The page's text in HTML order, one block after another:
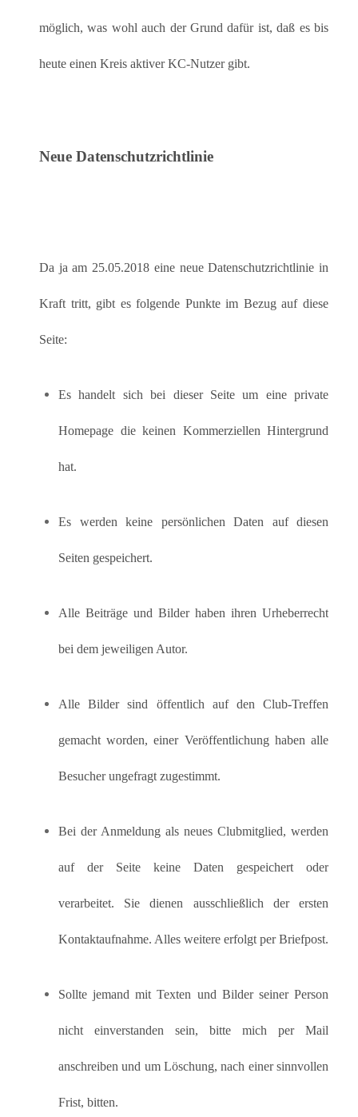
möglich, was wohl auch der Grund dafür ist, daß es bis
heute einen Kreis aktiver KC-Nutzer gibt.
Neue Datenschutzrichtlinie
Da ja am 25.05.2018 eine neue Datenschutzrichtlinie in
Kraft tritt, gibt es folgende Punkte im Bezug auf diese
Seite:
Es handelt sich bei dieser Seite um eine private
Homepage die keinen Kommerziellen Hintergrund
hat.
Es werden keine persönlichen Daten auf diesen
Seiten gespeichert.
Alle Beiträge und Bilder haben ihren Urheberrecht
bei dem jeweiligen Autor.
Alle Bilder sind öffentlich auf den Club-Treffen
gemacht worden, einer Veröffentlichung haben alle
Besucher ungefragt zugestimmt.
Bei der Anmeldung als neues Clubmitglied, werden
auf der Seite keine Daten gespeichert oder
verarbeitet. Sie dienen ausschließlich der ersten
Kontaktaufnahme. Alles weitere erfolgt per Briefpost.
Sollte jemand mit Texten und Bilder seiner Person
nicht einverstanden sein, bitte mich per Mail
anschreiben und um Löschung, nach einer sinnvollen
Frist, bitten.